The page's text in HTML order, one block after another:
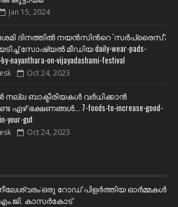
Jan 15, 2024
ദിനത്തില്‍ നയന്‍സിന്‍റെ 'സര്‍പ്രൈസ്';
സോഷ്യല്‍ മീഡിയ daily-wear-pads-
nayanthara-on-vijayadashami-festival
Oct 24, 2023
നല്ല ബാക്ടീരിയകൾ വര്‍ധിക്കാന്‍
ഏഴ് ഭക്ഷണങ്ങള്‍... 7-foods-to-increase-good-
your-gut
Oct 24, 2023
റോഡ് പിളർത്തിയ ഓർമ്മകൾ
കാസർകോട്